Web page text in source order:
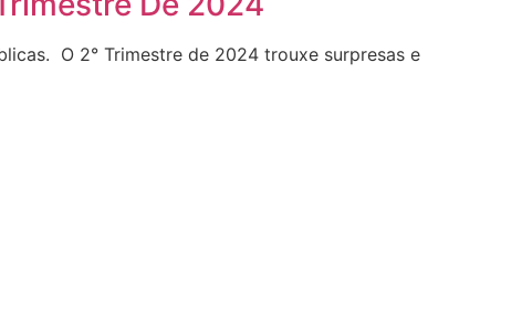
O 2° Trimestre de 2024 trouxe surpresas e